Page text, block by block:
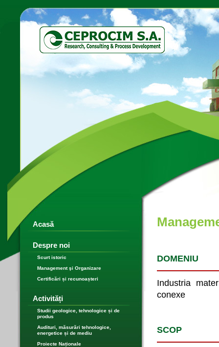
DOMENIU
Industria
conexe
SCOP
Acasă
Despre noi
Scurt istoric
Management şi Organizare
Certificări și recunoașteri
Activități
Studii geologice, tehnologice și de
produs
Audituri, măsurări tehnologice,
energetice și de mediu
Proiecte Naționale